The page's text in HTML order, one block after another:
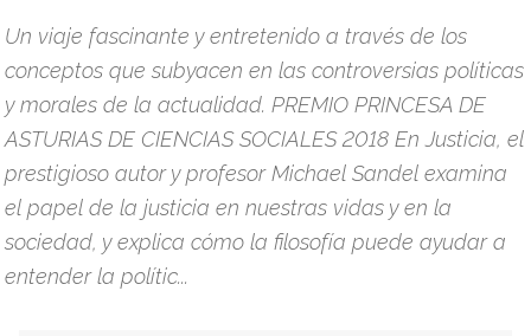
Un viaje fascinante y entretenido a través de los
conceptos que subyacen en las controversias políticas
y morales de la actualidad. PREMIO PRINCESA DE
ASTURIAS DE CIENCIAS SOCIALES 2018 En Justicia, el
prestigioso autor y profesor Michael Sandel examina
el papel de la justicia en nuestras vidas y en la
sociedad, y explica cómo la filosofía puede ayudar a
entender la polític...